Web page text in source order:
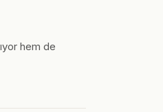
hem de